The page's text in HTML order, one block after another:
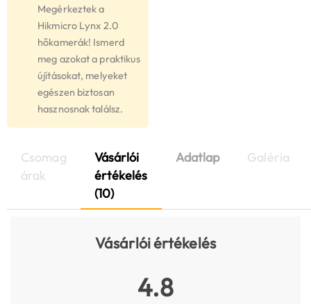
Megérkeztek a
Hikmicro Lynx 2.0
hőkamerák! Ismerd
meg azokat a praktikus
újításokat, melyeket
egészen biztosan
hasznosnak találsz.
Csomag
árak
Vásárlói
értékelés
(10)
Adatlap Galéria
Vásárlói értékelés
4.8